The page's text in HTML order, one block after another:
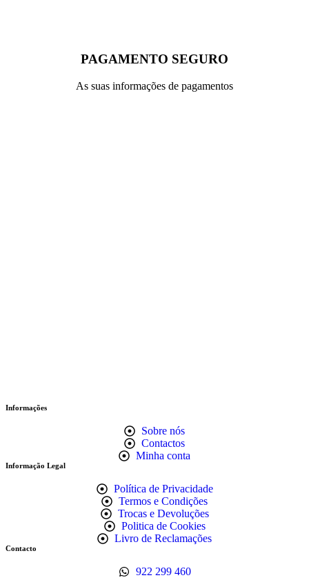
PAGAMENTO SEGURO
As suas informações de pagamentos
Informações
Sobre nós
Contactos
Minha conta
Informação Legal
Política de Privacidade
Termos e Condições
Trocas e Devoluções
Politica de Cookies
Livro de Reclamações
Contacto
922 299 460